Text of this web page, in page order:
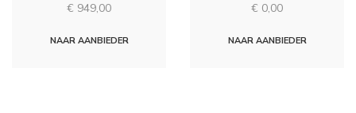
a
d
€ 949,00
NAAR AANBIEDER
d
€ 0,00
NAAR AANBIEDER